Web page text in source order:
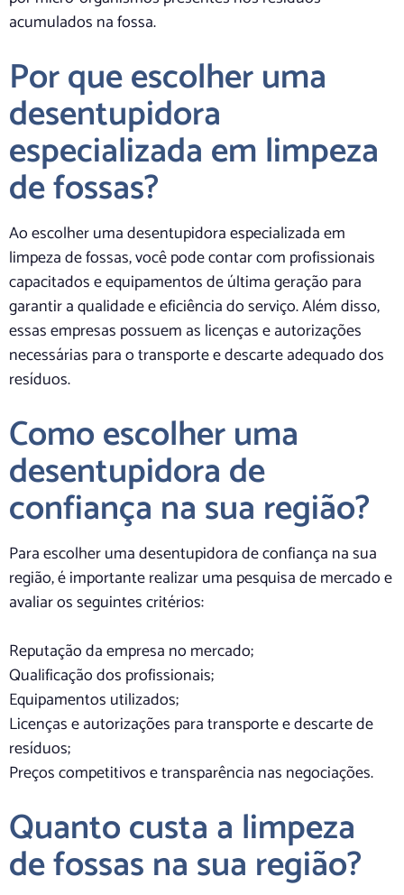
acumulados na fossa.
Por que escolher uma
desentupidora
especializada em limpeza
de fossas?
Ao escolher uma desentupidora especializada em
limpeza de fossas, você pode contar com profissionais
capacitados e equipamentos de última geração para
garantir a qualidade e eficiência do serviço. Além disso,
essas empresas possuem as licenças e autorizações
necessárias para o transporte e descarte adequado dos
resíduos.
Como escolher uma
desentupidora de
confiança na sua região?
Para escolher uma desentupidora de confiança na sua
região, é importante realizar uma pesquisa de mercado e
avaliar os seguintes critérios:
Reputação da empresa no mercado;
Qualificação dos profissionais;
Equipamentos utilizados;
Licenças e autorizações para transporte e descarte de
resíduos;
Preços competitivos e transparência nas negociações.
Quanto custa a limpeza
de fossas na sua região?